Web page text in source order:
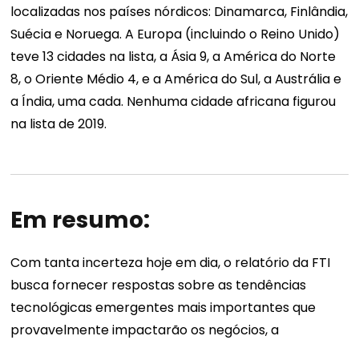
localizadas nos países nórdicos: Dinamarca, Finlândia,
Suécia e Noruega. A Europa (incluindo o Reino Unido)
teve 13 cidades na lista, a Ásia 9, a América do Norte
8, o Oriente Médio 4, e a América do Sul, a Austrália e
a Índia, uma cada. Nenhuma cidade africana figurou
na lista de 2019.
Em resumo:
Com tanta incerteza hoje em dia, o relatório da FTI
busca fornecer respostas sobre as tendências
tecnológicas emergentes mais importantes que
provavelmente impactarão os negócios, a